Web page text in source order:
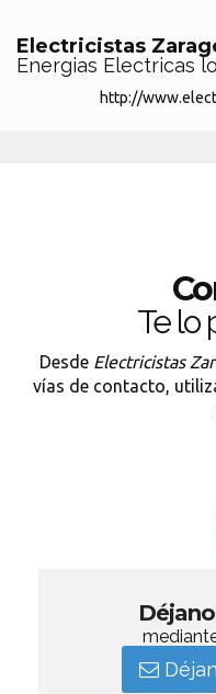
Electricistas
Energias Electricas
http://
Te lo
Desde Electricistas
vías de contacto,